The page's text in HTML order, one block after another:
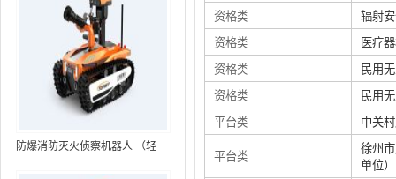
防爆消防灭火侦察机器人 （轻
资格类
辐射
资格类
医疗
资格类
民用
资格类
民用
平台类
中关
平台类
徐州
单位）